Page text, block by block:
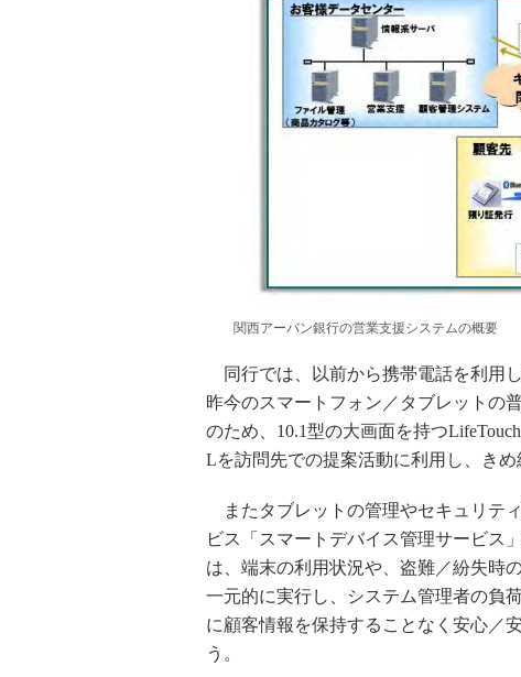
関西アーバン銀行の営業支援システムの概要
同行では、以前から携帯電話を利用
昨今のスマートフォン／タブレットの
のため、10.1型の大画面を持つ
Lを訪問先での提案活動に利用し、き
またタブレットの管理やセキュリテ
ビス「スマートデバイス管理サービス
は、端末の利用状況や、盗難／紛失時
一元的に実行し、システム管理者の負
に顧客情報を保持することなく安心／
う。